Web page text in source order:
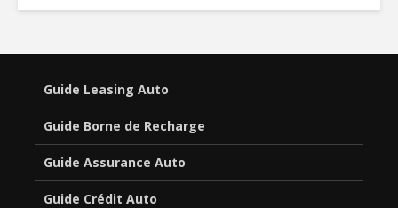
Guide Leasing Auto
Guide Borne de Recharge
Guide Assurance Auto
Guide Crédit Auto